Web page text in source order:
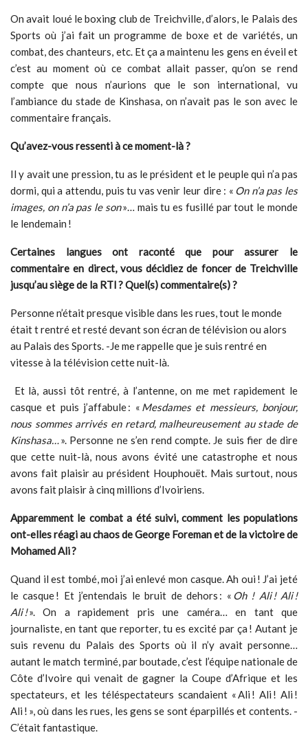
On avait loué le boxing club de Treichville, d’alors, le Palais des
Sports où j’ai fait un programme de boxe et de variétés, un
combat, des chanteurs, etc. Et ça a maintenu les gens en éveil et
c’est au moment où ce combat allait passer, qu’on se rend
compte que nous n’aurions que le son international, vu
l’ambiance du stade de Kinshasa, on n’avait pas le son avec le
commentaire français.
Qu’avez-vous ressenti à ce moment-là ?
Il y avait une pression, tu as le président et le peuple qui n’a pas
dormi, qui a attendu, puis tu vas venir leur dire : « On n’a pas les
images, on n’a pas le son»… mais tu es fusillé par tout le monde
le lendemain !
Certaines langues ont raconté que pour assurer le
commentaire en direct, vous décidiez de foncer de Treichville
jusqu’au siège de la RTI?Quel(s) commentaire(s) ?
Personne n’était presque visible dans les rues, tout le monde
était t rentré et resté devant son écran de télévision ou alors
au Palais des Sports. -Je me rappelle que je suis rentré en
vitesse à la télévision cette nuit-là.
Et là, aussi tôt rentré, à l’antenne, on me met rapidement le
casque et puis j’affabule : « Mesdames et messieurs, bonjour,
nous sommes arrivés en retard, malheureusement au stade de
Kinshasa…». Personne ne s’en rend compte. Je suis fier de dire
que cette nuit-là, nous avons évité une catastrophe et nous
avons fait plaisir au président Houphouët. Mais surtout, nous
avons fait plaisir à cinq millions d’Ivoiriens.
Apparemment le combat a été suivi, comment les populations
ont-elles réagi au chaos de George Foreman et de la victoire de
Mohamed Ali?
Quand il est tombé, moi j’ai enlevé mon casque. Ah oui ! J’ai jeté
le casque ! Et j’entendais le bruit de dehors : « Oh ! Ali! Ali !
Ali !». On a rapidement pris une caméra… en tant que
journaliste, en tant que reporter, tu es excité par ça ! Autant je
suis revenu du Palais des Sports où il n’y avait personne…
autant le match terminé, par boutade, c’est l’équipe nationale de
Côte d’Ivoire qui venait de gagner la Coupe d’Afrique et les
spectateurs, et les téléspectateurs scandaient « Ali ! Ali ! Ali !
Ali ! », où dans les rues, les gens se sont éparpillés et contents. -
C’était fantastique.